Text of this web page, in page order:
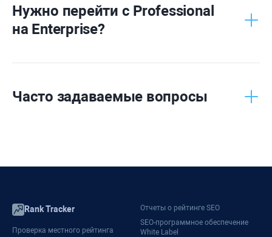
WebSiteAuditor
SEOSpyGlass
LinkAssistant
Нужно перейти с Professional
на Enterprise?
Часто задаваемые вопросы
Rank Tracker
Проверка местного рейтинга
Отчеты о рейтинге SEO
SEO-программное обеспечение
White Label